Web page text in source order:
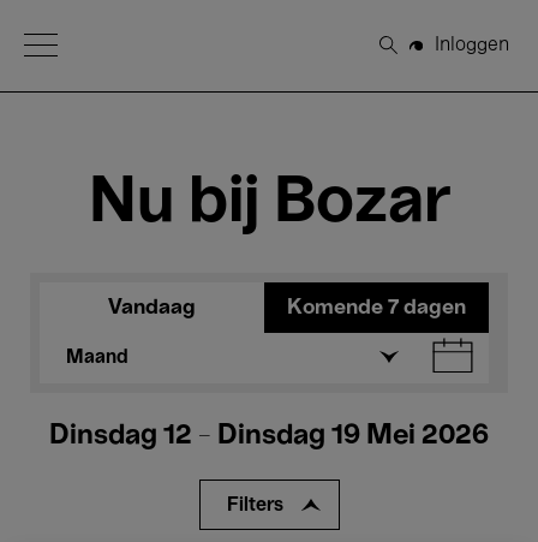
Open Menu
Zoeken
Inloggen
Nu bij Bozar
Vandaag Komende 7 dagen
Maand
Dinsdag 12 - Dinsdag 19 Mei 2026
Filters